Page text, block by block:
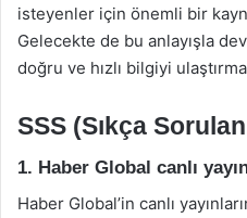
isteyenler için önemli bir
Gelecekte de bu anlayışla
doğru ve hızlı bilgiyi
SSS (Sıkça
1. Haber Global canlı
Haber Global’in canlı